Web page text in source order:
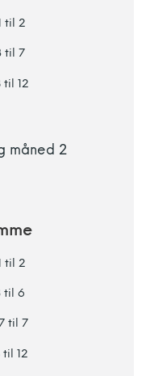
til 2
til 7
til 12
måned 2
til 2
til 6
til 7
12